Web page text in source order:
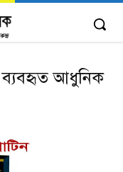
ব্যবহৃত আধুনিক